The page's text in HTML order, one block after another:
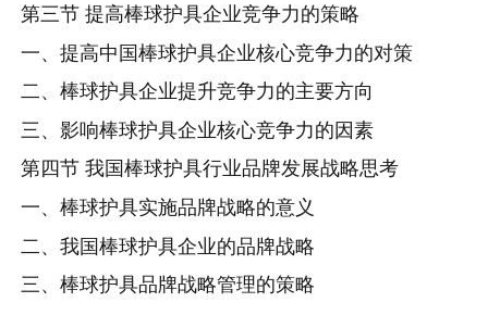
第三节 提高棒球护具企业竞争力的策略
一、提高中国棒球护具企业核心竞争力的对策
二、棒球护具企业提升竞争力的主要方向
三、影响棒球护具企业核心竞争力的因素
第四节 我国棒球护具行业品牌发展战略思考
一、棒球护具实施品牌战略的意义
二、我国棒球护具企业的品牌战略
三、棒球护具品牌战略管理的策略